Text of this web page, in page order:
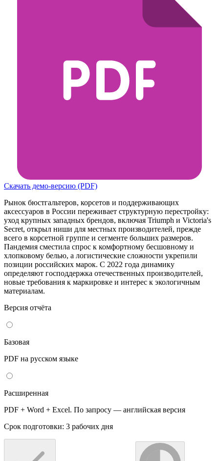
Скачать демо-версию (PDF)
Рынок бюстгальтеров, корсетов и поддерживающих
аксессуаров в России переживает структурную перестройку:
уход крупных западных брендов, включая Triumph и Victoria's
Secret, открыл ниши для местных производителей, прежде
всего в корсетной группе и сегменте больших размеров.
Пандемия сместила спрос к комфортному бесшовному и
хлопковому белью, а логистические сложности укрепили
позиции российских марок. С 2022 года динамику
определяют господдержка отечественных производителей,
новые требования к маркировке и интерес к экологичным
материалам.
Версия отчёта
Базовая
PDF на русском языке
Расширенная
PDF + Word + Excel. По запросу — английская версия
Срок подготовки: 3 рабочих дня